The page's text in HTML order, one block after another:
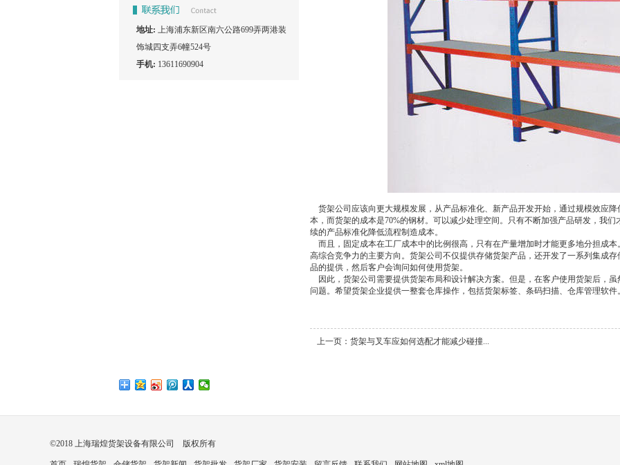
地址: 上海浦东新区南六公路699弄两港装
饰城四支弄6幢524号
手机: 13611690904
货架公司应该向更大规模发展，从产品标准化、新产品开发开始，通过规模效应
本，而货架的成本是70%的钢材。可以减少处理空间。只有不断加强产品研发，我
续的产品标准化降低流程制造成本。
而且，固定成本在工厂成本中的比例很高，只有在产量增加时才能更多地分担成
高综合竞争力的主要方向。货架公司不仅提供存储货架产品，还开发了一系列集成
品的提供，然后客户会询问如何使用货架。
因此，货架公司需要提供货架布局和设计解决方案。但是，在客户使用货架后，
问题。希望货架企业提供一整套仓库操作，包括货架标签、条码扫描、仓库管理软
上一页： 货架与叉车应如何选配才能减少碰撞...
©2018 上海瑞煌货架设备有限公司 版权所有